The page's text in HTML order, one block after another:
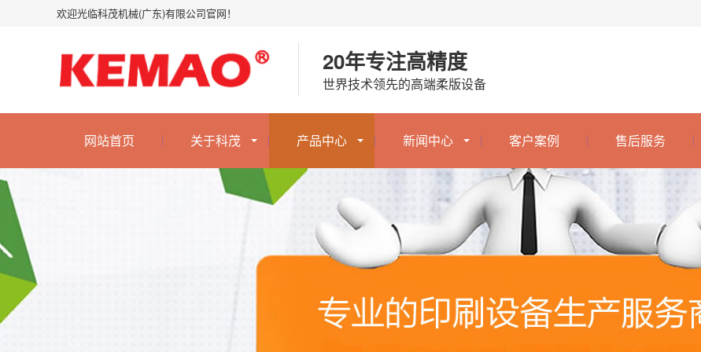
欢迎光临科茂机械(广东)有限公司官网！
20年专注高精度
世界技术领先的高端柔版设备
网站首页 关于科茂 产品中心 新闻中心 客户案例 售后服务